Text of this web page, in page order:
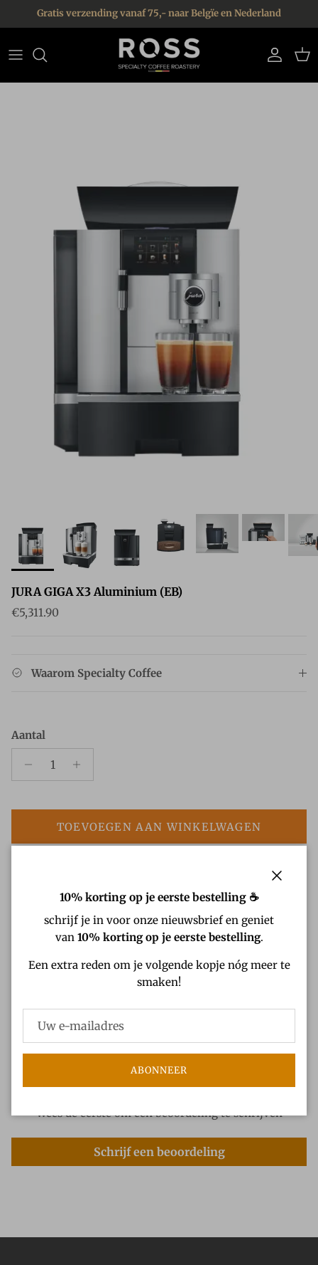
Ga naar inhoud
Gratis verzending vanaf 75,- naar Belgïe en Nederland
Account
JURA GIGA X3 Aluminium (EB)
Reguliere prijs
€5,311.90
Waarom Specialty Coffee
Aantal
TOEVOEGEN AAN WINKELWAGEN
ROSS Specialty Coffee SHOP
Bekijk winkelinformatie
Klantbeoordelingen
Wees de eerste om een beoordeling te schrijven
Schrijf een beoordeling
10% korting op je eerste bestelling ☕
schrijf je in voor onze nieuwsbrief en geniet
van 10% korting op je eerste bestelling.
Een extra reden om je volgende kopje nóg meer te
smaken!
ABONNEER